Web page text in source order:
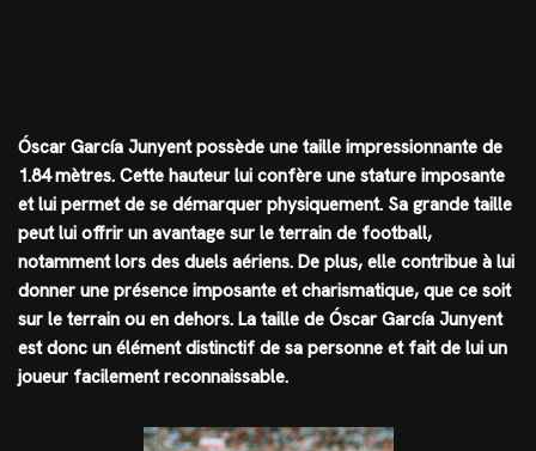
Óscar García Junyent possède une taille impressionnante de
1.84 mètres. Cette hauteur lui confère une stature imposante
et lui permet de se démarquer physiquement. Sa grande taille
peut lui offrir un avantage sur le terrain de football,
notamment lors des duels aériens. De plus, elle contribue à lui
donner une présence imposante et charismatique, que ce soit
sur le terrain ou en dehors. La taille de Óscar García Junyent
est donc un élément distinctif de sa personne et fait de lui un
joueur facilement reconnaissable.